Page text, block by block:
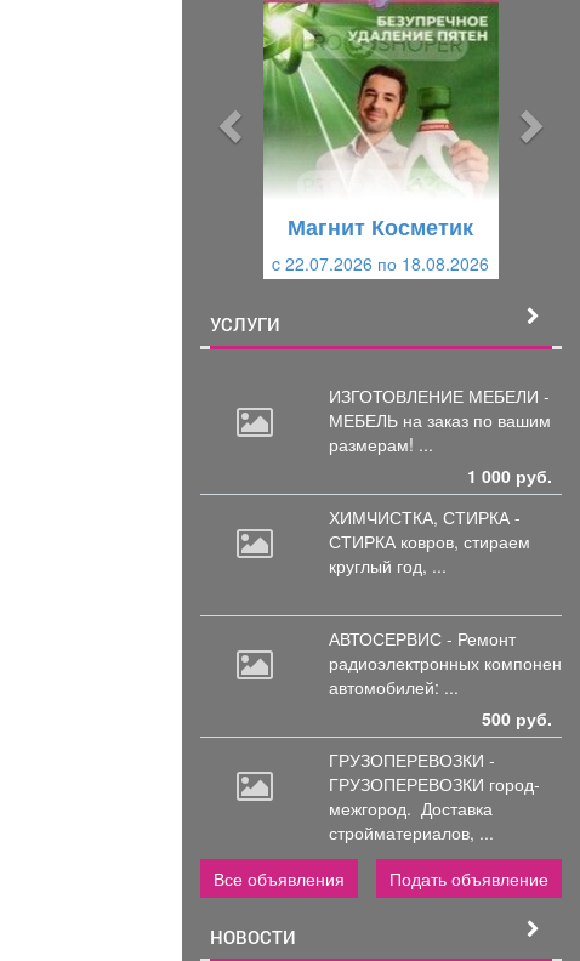
Магнит Косметик
c 22.07.2026 по 18.08.2026
УСЛУГИ
ИЗГОТОВЛЕНИЕ МЕБЕЛИ -
МЕБЕЛЬ на заказ по вашим
размерам! ...
1 000 руб.
ХИМЧИСТКА, СТИРКА -
СТИРКА ковров, стираем
круглый год, ...
АВТОСЕРВИС - Ремонт
радиоэлектронных
автомобилей: ...
500 руб.
ГРУЗОПЕРЕВОЗКИ -
ГРУЗОПЕРЕВОЗКИ город-
межгород. Доставка
стройматериалов, ...
Все объявления
Подать объявление
НОВОСТИ